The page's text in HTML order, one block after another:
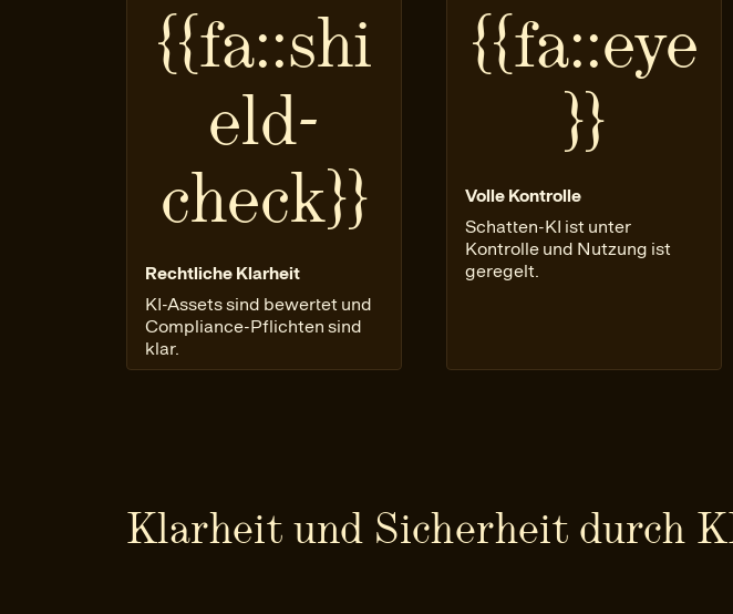
{{fa::shi
eld-
check}}
Rechtliche Klarheit
KI-Assets sind bewertet und
Compliance-Pflichten sind
klar.
{{fa::eye
}}
Volle Kontrolle
Schatten-KI ist unter
Kontrolle und Nutzung ist
geregelt.
Klarheit und Sicherheit durch